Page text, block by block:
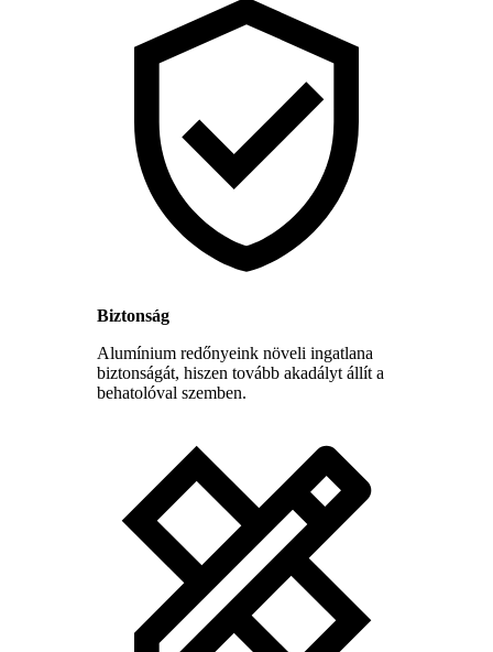
Biztonság
Alumínium redőnyeink növeli ingatlana
biztonságát, hiszen tovább akadályt állít a
behatolóval szemben.